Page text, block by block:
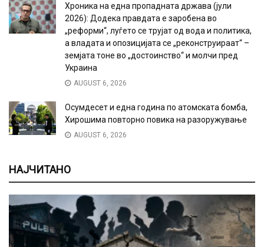
Хроника на една пропадната држава (јули
2026): Додека правдата е заробена во
„реформи“, луѓето се трујат од вода и политика,
а владата и опозицијата се „реконструираат“ –
земјата тоне во „достоинство“ и молчи пред
Украина
AUGUST 6, 2026
Осумдесет и една година по атомската бомба,
Хирошима повторно повика на разоружување
AUGUST 6, 2026
НАЈЧИТАНО